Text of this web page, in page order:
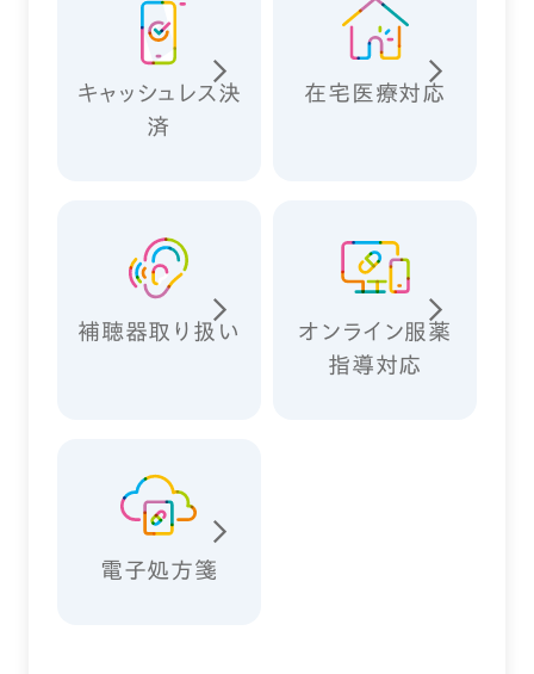
キャッシュレス決
済
在宅医療対応
補聴器取り扱い
オンライン服薬
指導対応
電子処方箋